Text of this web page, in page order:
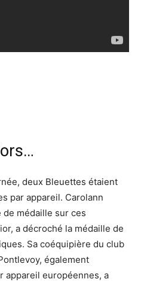
deux Bleuettes étaient
par appareil. Carolann
de médaille sur ces
a décroché la médaille de
Sa coéquipière du club
également
appareil européennes, a